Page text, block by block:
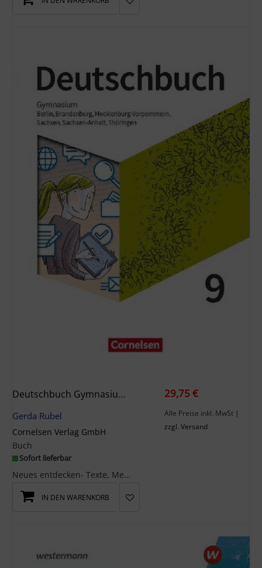
Deutschbuch Gymnasium 9. Schuljahr - Berlin, Brandenburg, Mecklenburg-Vorpommern, Sachsen, Sachsen-Anhalt Und Thüringen - Schulbuch
Gerda Rubel
Cornelsen Verlag GmbH
Buch
Sofort lieferbar
Neues entdecken- Texte, Medien und Themen, die Schüler -innen motivieren und Spaß machen- Durchgä...
29,75 €
Alle Preise inkl. MwSt |
zzgl. Versand
IN DEN WARENKORB